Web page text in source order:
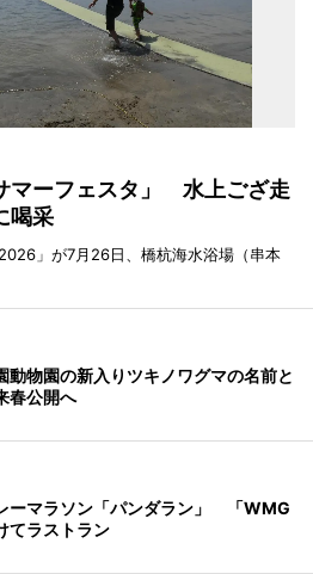
マーフェスタ」 水上ござ走
喝采
」が7月26日、橋杭海水浴場（串本
動物園の新入りツキノワグマの名前と
公開へ
ーマラソン「パンダラン」 「WMG
てラストラン